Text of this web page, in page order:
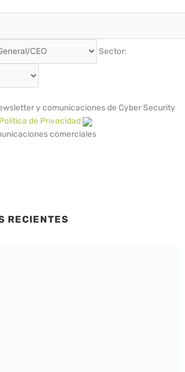
Sector:
y comunicaciones de Cyber Security
Política de Privacidad
comerciales
RECIENTES